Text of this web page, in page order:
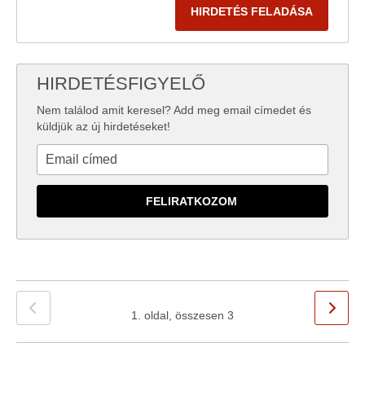
HIRDETÉS FELADÁSA
HIRDETÉSFIGYELŐ
Nem találod amit keresel? Add meg email címedet és
küldjük az új hirdetéseket!
1. oldal, összesen 3